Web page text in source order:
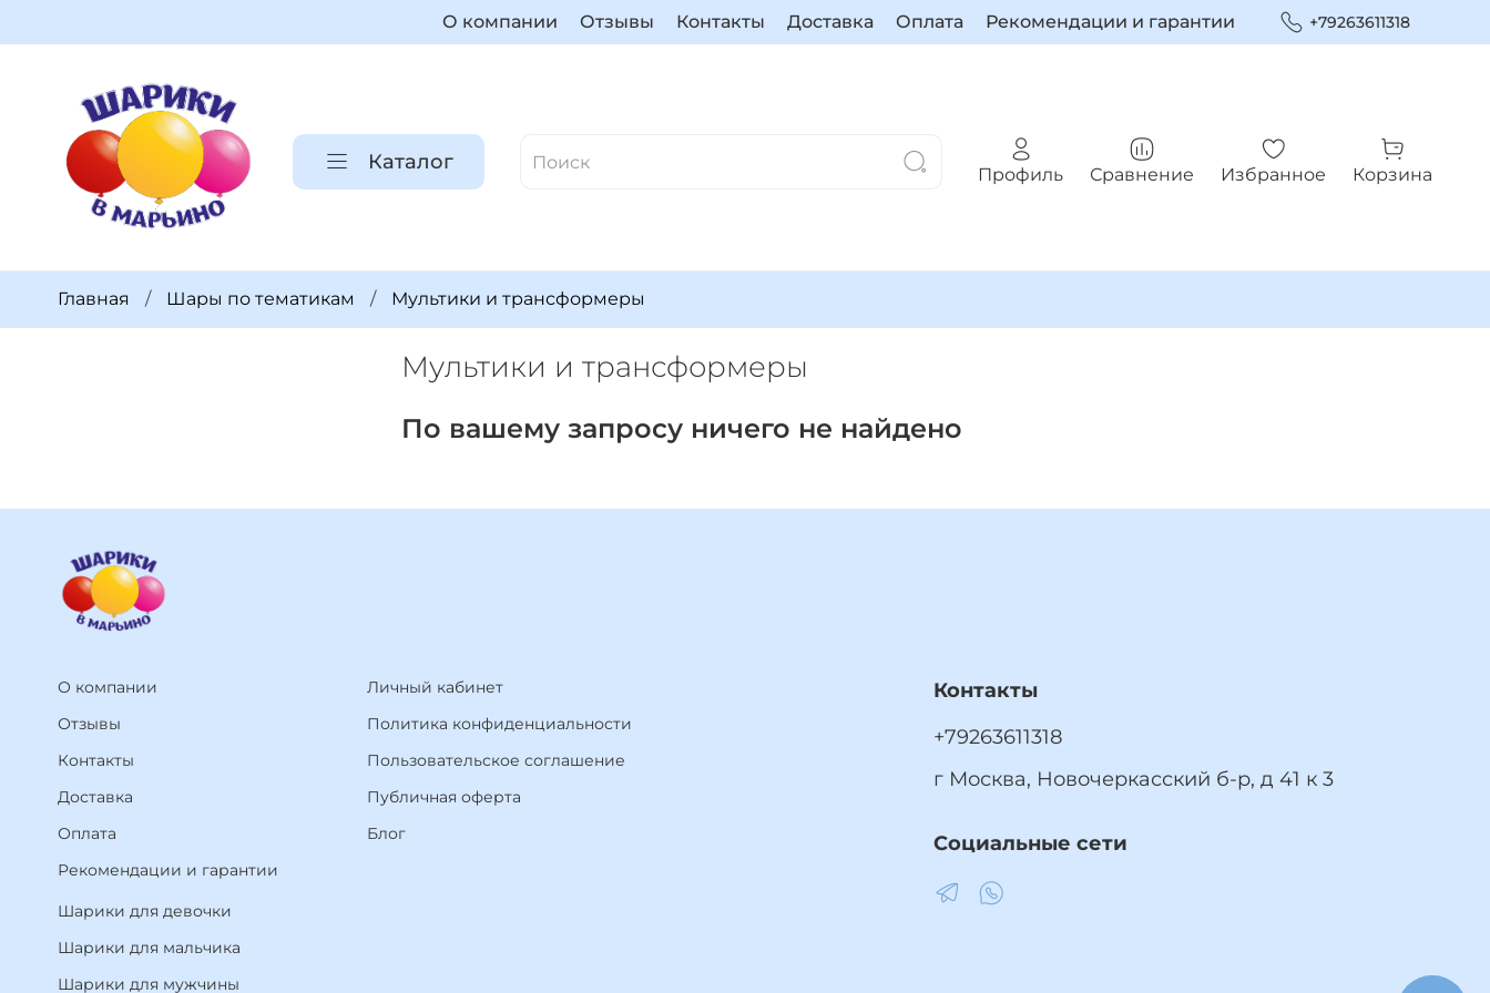
О компании Отзывы Контакты Доставка Оплата Рекомендации и гарантии +79263611318
Каталог Профиль Сравнение Избранное Корзина
Главная Шары по тематикам Мультики и трансформеры
Мультики и трансформеры
По вашему запросу ничего не найдено
О компании
Отзывы
Контакты
Доставка
Оплата
Рекомендации и гарантии
Личный кабинет
Политика конфиденциальности
Пользовательское соглашение
Публичная оферта
Блог
Шарики для девочки
Шарики для мальчика
Шарики для мужчины
Контакты
+79263611318
г Москва, Новочеркасский б-р, д 41 к 3
Социальные сети